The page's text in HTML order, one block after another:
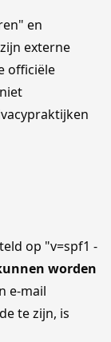
en
externe
officiële
op "v=spf1 -
worden
e-mail
te zijn, is